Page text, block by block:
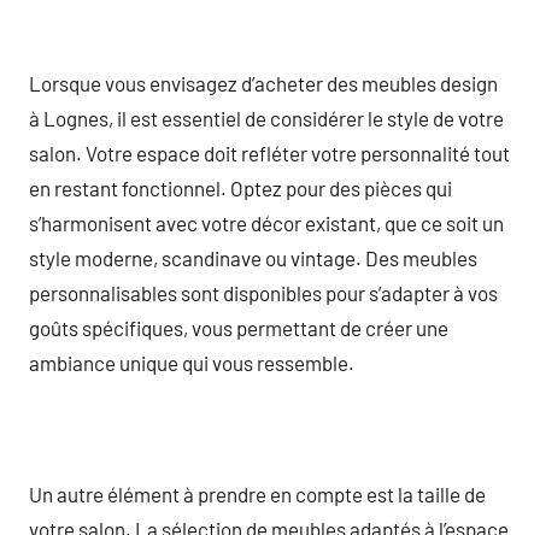
Lorsque vous envisagez d’acheter des meubles design
à Lognes, il est essentiel de considérer le style de votre
salon. Votre espace doit refléter votre personnalité tout
en restant fonctionnel. Optez pour des pièces qui
s’harmonisent avec votre décor existant, que ce soit un
style moderne, scandinave ou vintage. Des meubles
personnalisables sont disponibles pour s’adapter à vos
goûts spécifiques, vous permettant de créer une
ambiance unique qui vous ressemble.
Un autre élément à prendre en compte est la taille de
votre salon. La sélection de meubles adaptés à l’espace